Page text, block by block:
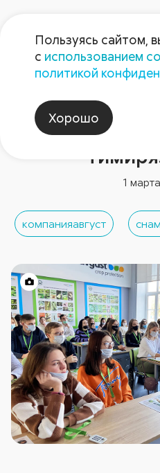
Новости
1
компанияавгуст
Пользуясь сайтом,
с использованием
политикой
Хорошо